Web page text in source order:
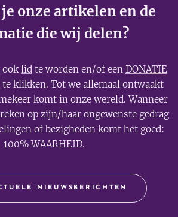
onze artikelen en de
die wij delen?
ooklid te worden en/of een DONATIE
te klikken. Tot we allemaal ontwaakt
komt in onze wereld. Wanneer
op zijn/haar ongewenste gedrag
of bezigheden komt het goed:
100% WAARHEID.
NIEUWSBERICHTEN